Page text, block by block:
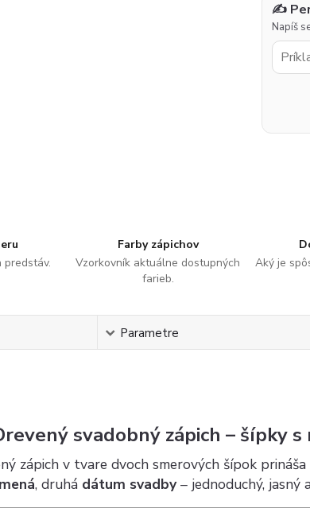
✍️
Napíš
predstáv.
Farby zápichov
Vzorkovník aktuálne dostupných
farieb.
Aký je
Parametre
svadobný zápich – šípky
zápich v tvare dvoch smerových šípok
mená, druhá dátum svadby– jednoduchý, jasný